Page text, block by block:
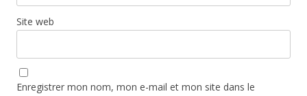
Site web
Enregistrer mon nom, mon e-mail et mon site dans le